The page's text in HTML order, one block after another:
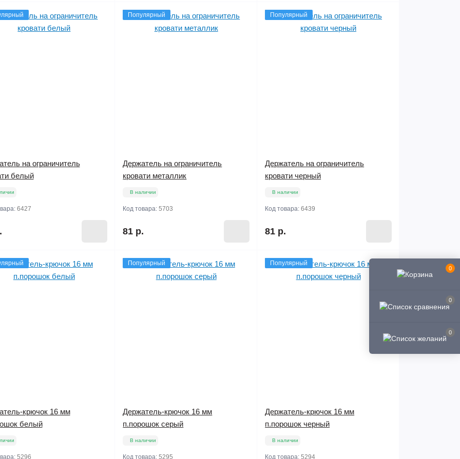
0
0
0
на ограничитель
белый
6427
Популярный
Держатель на ограничитель
кровати металлик
В наличии
Код товара:5703
81 р.
Популярный
Держатель на ограничитель
кровати черный
В наличии
Код товара:6439
81 р.
крючок 16 мм
белый
5296
Популярный
Держатель-крючок 16 мм
п.порошок серый
В наличии
Код товара:5295
Популярный
Держатель-крючок 16 мм
п.порошок черный
В наличии
Код товара:5294